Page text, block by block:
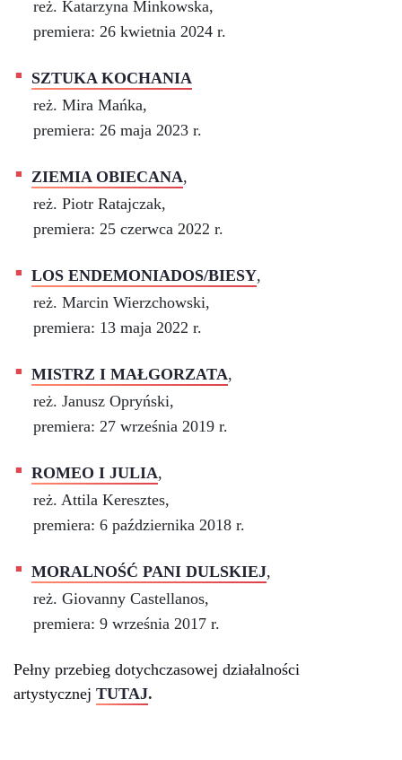
reż. Katarzyna Minkowska,
premiera: 26 kwietnia 2024 r.
SZTUKA KOCHANIA
reż. Mira Mańka,
premiera: 26 maja 2023 r.
ZIEMIA OBIECANA,
reż. Piotr Ratajczak,
premiera: 25 czerwca 2022 r.
LOS ENDEMONIADOS/BIESY,
reż. Marcin Wierzchowski,
premiera: 13 maja 2022 r.
MISTRZ I MAŁGORZATA,
reż. Janusz Opryński,
premiera: 27 września 2019 r.
ROMEO I JULIA,
reż. Attila Keresztes,
premiera: 6 października 2018 r.
MORALNOŚĆ PANI DULSKIEJ,
reż. Giovanny Castellanos,
premiera: 9 września 2017 r.
Pełny przebieg dotychczasowej działalności
artystycznej TUTAJ.